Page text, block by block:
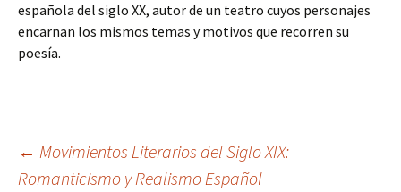
española del siglo XX, autor de un teatro cuyos personajes
encarnan los mismos temas y motivos que recorren su
poesía.
Navegación
← Movimientos Literarios del Siglo XIX:
Romanticismo y Realismo Español